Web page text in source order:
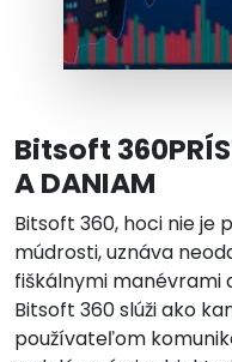
Bitsoft
A DANIAM
Bitsoft 360, hoci nie
múdrosti, uznáva
fiškálnymi manévrami
Bitsoft 360 slúži ako
používateľom